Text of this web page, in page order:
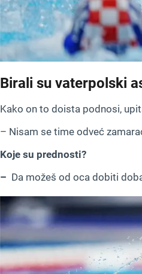
Birali su vaterpolski
Kako on to doista podnosi,
– Nisam se time odveć
Koje su prednosti?
– Da možeš od oca dobiti